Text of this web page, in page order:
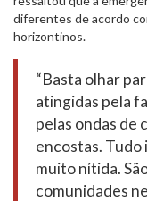
diferentes de acordo
horizontinos.
“Basta olhar
atingidas pela
pelas ondas de
encostas. Tudo
muito nítida.
comunidades